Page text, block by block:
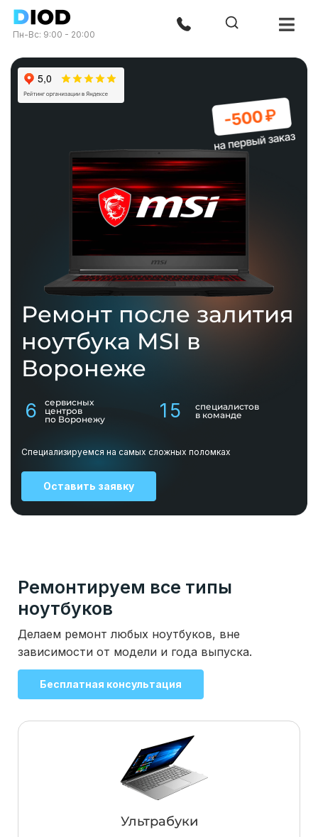
Пн-Вс: 9:00 - 20:00
Ремонт после залития
ноутбука MSI в
Воронеже
6
сервисных
центров
по Воронежу
15
специалистов
в команде
Специализируемся на самых сложных поломках
Оставить заявку
Ремонтируем все типы
ноутбуков
Делаем ремонт любых ноутбуков, вне
зависимости от модели и года выпуска.
Бесплатная консультация
Ультрабуки